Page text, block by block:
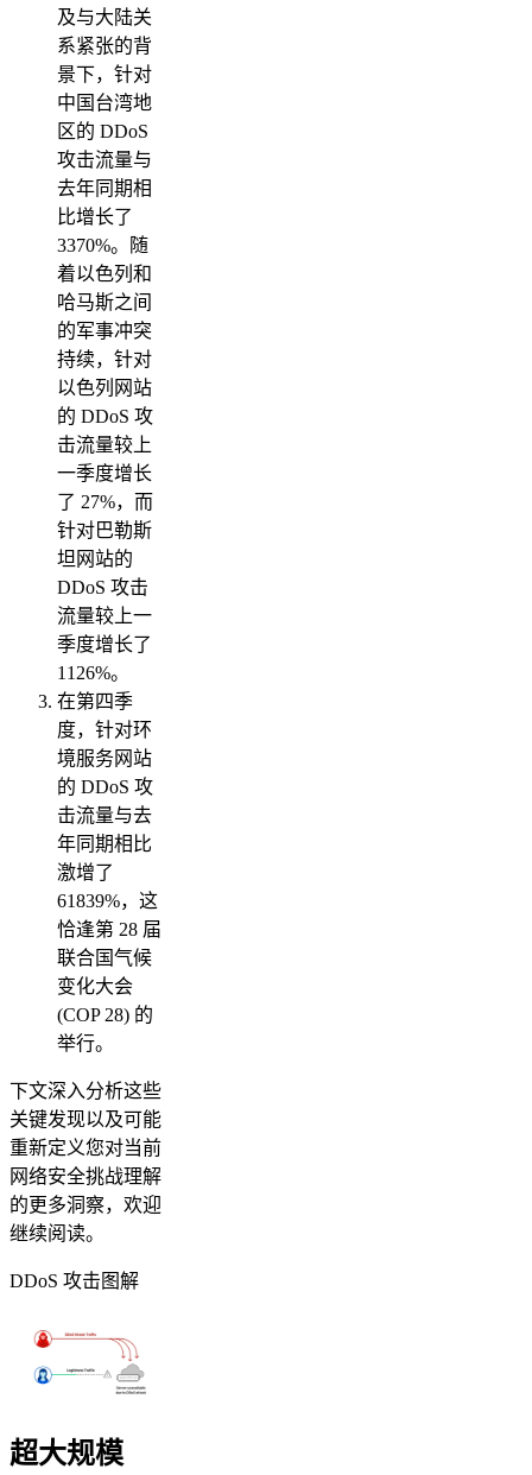
及与大陆关
系紧张的背
景下，针对
中国台湾地
区的 DDoS
攻击流量与
去年同期相
比增长了
3370%。随
着以色列和
哈马斯之间
的军事冲突
持续，针对
以色列网站
的 DDoS 攻
击流量较上
一季度增长
了 27%，而
针对巴勒斯
坦网站的
DDoS 攻击
流量较上一
季度增长了
1126%。
在第四季
度，针对环
境服务网站
的 DDoS 攻
击流量与去
年同期相比
激增了
61839%，这
恰逢第 28 届
联合国气候
变化大会
(COP 28) 的
举行。
下文深入分析这些
关键发现以及可能
重新定义您对当前
网络安全挑战理解
的更多洞察，欢迎
继续阅读。
DDoS 攻击图解
超大规模